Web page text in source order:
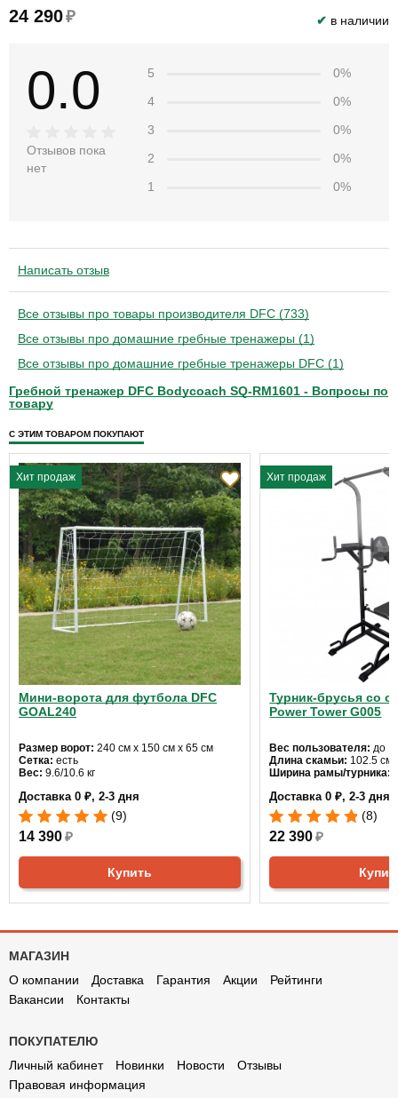
24 290₽ ✔ в наличии
0.0
Отзывов пока
нет
5
0%
4
0%
3
0%
2
0%
1
0%
Написать отзыв
Все отзывы про товары производителя DFC (733)
Все отзывы про домашние гребные тренажеры (1)
Все отзывы про домашние гребные тренажеры DFC (1)
Гребной тренажер DFC Bodycoach SQ-RM1601 - Вопросы по
товару
С ЭТИМ ТОВАРОМ ПОКУПАЮТ
Хит продаж
Мини-ворота для футбола DFC
GOAL240
Размер ворот: 240 см х 150 см х 65 см
Сетка: есть
Вес: 9.6/10.6 кг
Доставка 0 ₽, 2-3 дня
(9)
14 390₽
Купить
Хит продаж
Турник-брусья со
Power Tower G005
Вес пользователя: до
Длина скамьи: 102.5 см
Ширина рамы/турника:
Доставка 0 ₽, 2-3 дня
(8)
22 390 ₽
МАГАЗИН
О компании
Доставка Гарантия Акции
Рейтинги
Вакансии
Контакты
ПОКУПАТЕЛЮ
Личный кабинет
Новинки Новости
Отзывы
Правовая информация